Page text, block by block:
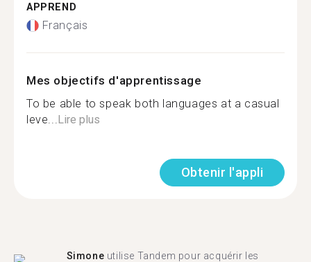
APPREND
Français
Mes objectifs d'apprentissage
To be able to speak both languages at a casual
leve...Lire plus
Obtenir l'appli
Simone utilise Tandem pour acquérir les